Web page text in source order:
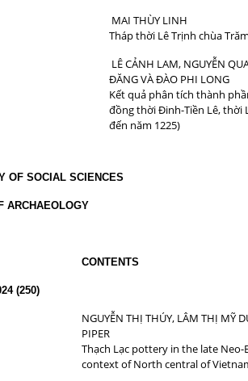
MAI THÙY LINH
Tháp thời Lê Trịnh chùa
LÊ CẢNH LAM, NGUYỄN
ĐĂNG VÀ ĐÀO PHI LONG
Kết quả phân tích thành
đồng thời Đinh-Tiền Lê, thời
đến năm 1225)
OF SOCIAL SCIENCES
CONTENTS
(250)
NGUYỄN THỊ THÚY, LÂM THỊ MỸ
PIPER
Thạch Lạc pottery in the late Neo-
context of North central of